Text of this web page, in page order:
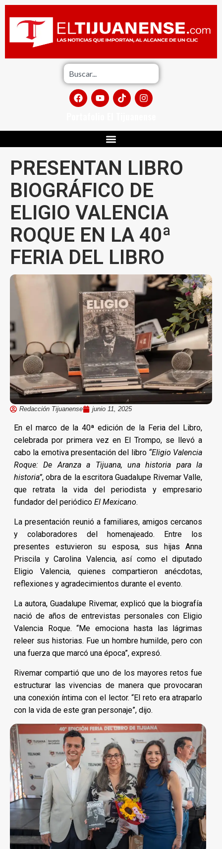
PRESENTAN LIBRO
BIOGRÁFICO DE
ELIGIO VALENCIA
ROQUE EN LA 40ª
FERIA DEL LIBRO
Redacción Tijuanense junio 11, 2025
En el marco de la 40ª edición de la Feria del Libro,
celebrada por primera vez en El Trompo, se llevó a
cabo la emotiva presentación del libro “Eligio Valencia
Roque: De Aranza a Tijuana, una historia para la
historia”, obra de la escritora Guadalupe Rivemar Valle,
que retrata la vida del periodista y empresario
fundador del periódico El Mexicano.
La presentación reunió a familiares, amigos cercanos
y colaboradores del homenajeado. Entre los
presentes estuvieron su esposa, sus hijas Anna
Priscila y Carolina Valencia, así como el diputado
Eligio Valencia, quienes compartieron anécdotas,
reflexiones y agradecimientos durante el evento.
La autora, Guadalupe Rivemar, explicó que la biografía
nació de años de entrevistas personales con Eligio
Valencia Roque. “Me emociona hasta las lágrimas
releer sus historias. Fue un hombre humilde, pero con
una fuerza que marcó una época”, expresó.
Rivemar compartió que uno de los mayores retos fue
estructurar las vivencias de manera que provocaran
una conexión íntima con el lector. “El reto era atraparlo
con la vida de este gran personaje”, dijo.